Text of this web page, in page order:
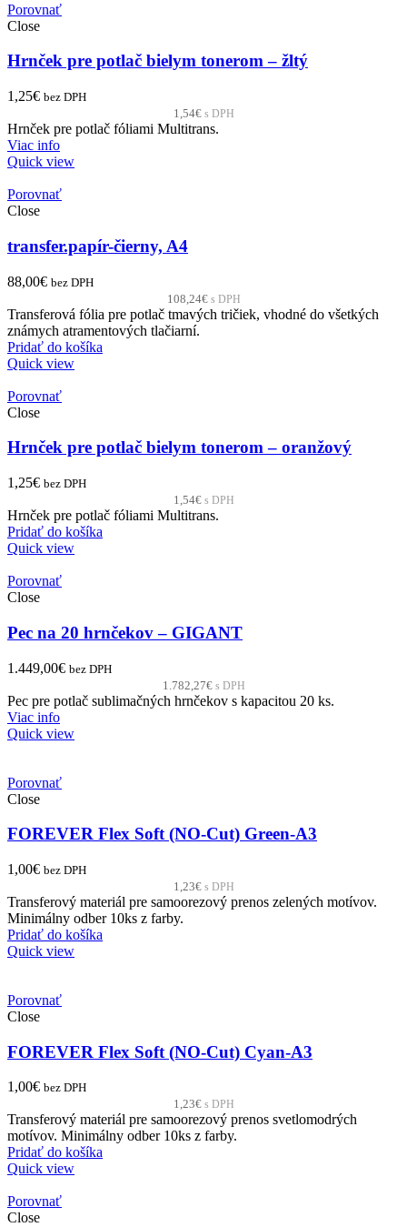
Porovnať
Close
Hrnček pre potlač bielym tonerom – žltý
1,25€ bez DPH
1,54€ s DPH
Hrnček pre potlač fóliami Multitrans.
Viac info
Quick view
Porovnať
Close
transfer.papír-čierny, A4
88,00€ bez DPH
108,24€ s DPH
Transferová fólia pre potlač tmavých tričiek, vhodné do všetkých
známych atramentových tlačiarní.
Pridať do košíka
Quick view
Porovnať
Close
Hrnček pre potlač bielym tonerom – oranžový
1,25€ bez DPH
1,54€ s DPH
Hrnček pre potlač fóliami Multitrans.
Pridať do košíka
Quick view
Porovnať
Close
Pec na 20 hrnčekov – GIGANT
1.449,00€ bez DPH
1.782,27€ s DPH
Pec pre potlač sublimačných hrnčekov s kapacitou 20 ks.
Viac info
Quick view
Porovnať
Close
FOREVER Flex Soft (NO-Cut) Green-A3
1,00€ bez DPH
1,23€ s DPH
Transferový materiál pre samoorezový prenos zelených motívov.
Minimálny odber 10ks z farby.
Pridať do košíka
Quick view
Porovnať
Close
FOREVER Flex Soft (NO-Cut) Cyan-A3
1,00€ bez DPH
1,23€ s DPH
Transferový materiál pre samoorezový prenos svetlomodrých
motívov. Minimálny odber 10ks z farby.
Pridať do košíka
Quick view
Porovnať
Close